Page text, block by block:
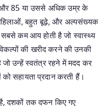
और 85 या उससे अधिक उम्र के
बहुत बूढ़े, और अल्पसंख्यक
कम आय होती है जो स्वास्थ्य
की खरीद करने की उनकी
जो उन्हें स्वतंत्र रहने में मदद कर
सहायता प्रदान करती हैं।
दशकों तक दफन किए गए